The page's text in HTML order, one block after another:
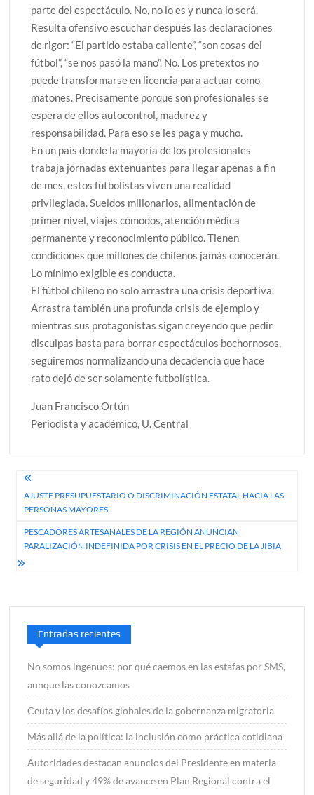
parte del espectáculo. No, no lo es y nunca lo será.
Resulta ofensivo escuchar después las declaraciones
de rigor: “El partido estaba caliente”, “son cosas del
fútbol”, “se nos pasó la mano”. No. Los pretextos no
puede transformarse en licencia para actuar como
matones. Precisamente porque son profesionales se
espera de ellos autocontrol, madurez y
responsabilidad. Para eso se les paga y mucho.
En un país donde la mayoría de los profesionales
trabaja jornadas extenuantes para llegar apenas a fin
de mes, estos futbolistas viven una realidad
privilegiada. Sueldos millonarios, alimentación de
primer nivel, viajes cómodos, atención médica
permanente y reconocimiento público. Tienen
condiciones que millones de chilenos jamás conocerán.
Lo mínimo exigible es conducta.
El fútbol chileno no solo arrastra una crisis deportiva.
Arrastra también una profunda crisis de ejemplo y
mientras sus protagonistas sigan creyendo que pedir
disculpas basta para borrar espectáculos bochornosos,
seguiremos normalizando una decadencia que hace
rato dejó de ser solamente futbolística.
Juan Francisco Ortún
Periodista y académico, U. Central
Navegación
de
entradas
AJUSTE PRESUPUESTARIO O DISCRIMINACIÓN ESTATAL HACIA LAS
PERSONAS MAYORES
PESCADORES ARTESANALES DE LA REGIÓN ANUNCIAN
PARALIZACIÓN INDEFINIDA POR CRISIS EN EL PRECIO DE LA JIBIA
Entradas recientes
No somos ingenuos: por qué caemos en las estafas por SMS,
aunque las conozcamos
Ceuta y los desafíos globales de la gobernanza migratoria
Más allá de la política: la inclusión como práctica cotidiana
Autoridades destacan anuncios del Presidente en materia
de seguridad y 49% de avance en Plan Regional contra el